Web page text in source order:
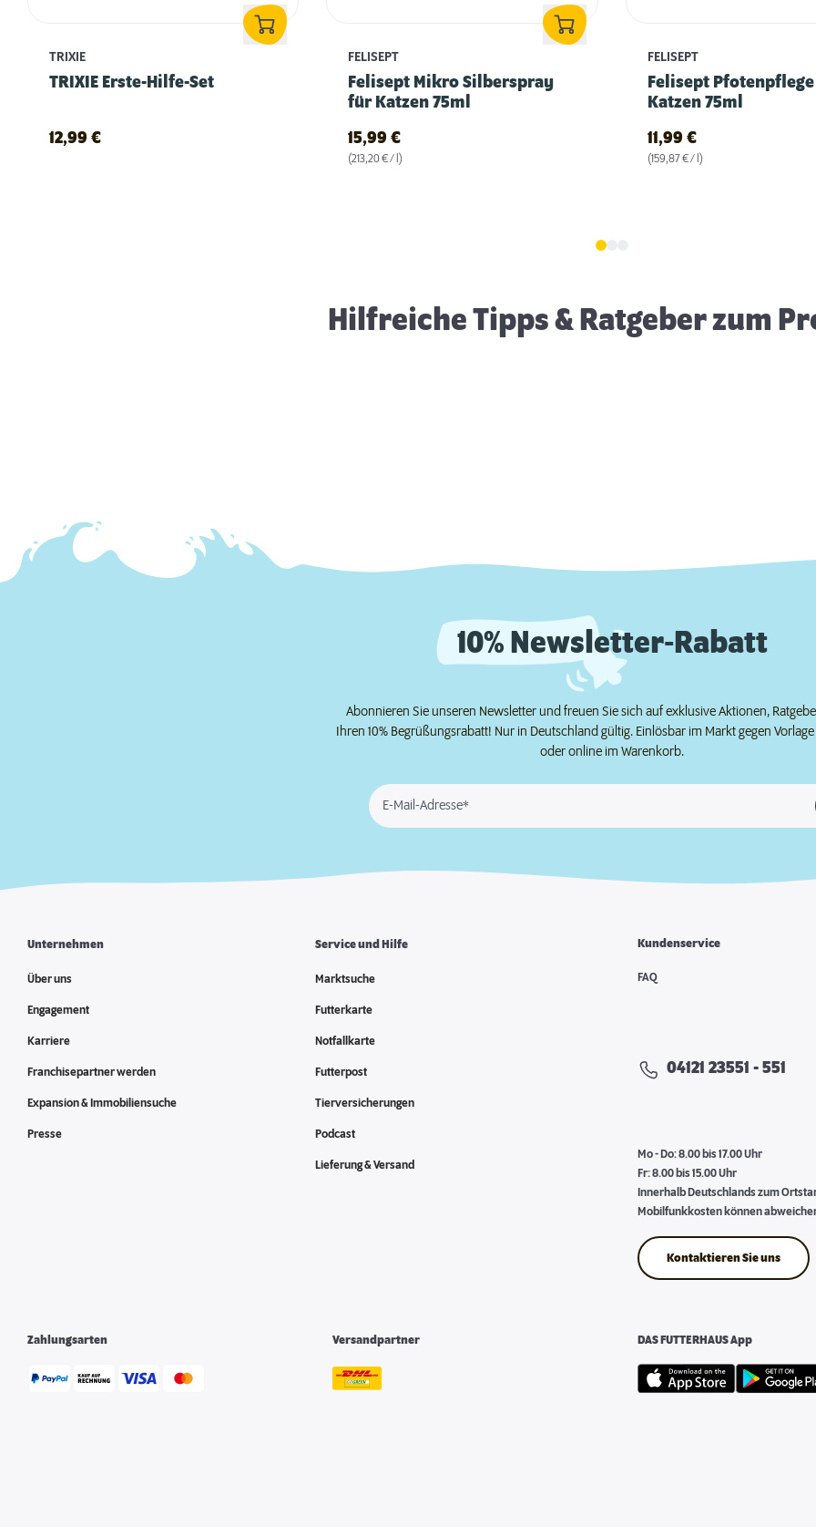
TRIXIE
TRIXIE Erste-Hilfe-Set
12,99 €
FELISEPT
Felisept Mikro Silberspray
für Katzen 75ml
15,99€
(213,20 € / l)
FELISEPT
Felisept
Katzen 75ml
11,99 €
(159,87 € / l)
Hilfreiche Tipps & Ratgeber zum
10% Newsletter-Rabatt
Abonnieren Sie unseren Newsletter und freuen Sie sich auf exklusive Aktionen,
Ihren 10% Begrüßungsrabatt! Nur in Deutschland gültig. Einlösbar im Markt gegen
oder online im Warenkorb.
E-Mail-Adresse*
Unternehmen
Über uns
Engagement
Karriere
Franchisepartner werden
Expansion & Immobiliensuche
Presse
Service und Hilfe
Marktsuche
Futterkarte
Notfallkarte
Futterpost
Tierversicherungen
Podcast
Lieferung & Versand
Kundenservice
FAQ
04121 23551 - 551
Mo - Do: 8.00 bis 17.00 Uhr
Fr: 8.00 bis 15.00 Uhr
Innerhalb Deutschlands zum
Mobilfunkkosten können
Kontaktieren Sie uns
Zahlungsarten Versandpartner DAS FUTTERHAUS App